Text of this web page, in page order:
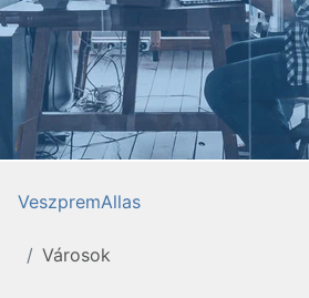
VeszpremAllas
Városok